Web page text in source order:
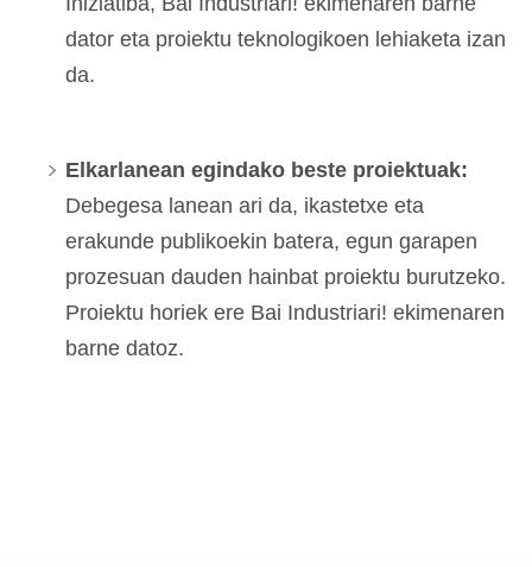
dator eta proiektu teknologikoen lehiaketa izan
da.
Elkarlanean egindako beste proiektuak:
Debegesa lanean ari da, ikastetxe eta
erakunde publikoekin batera, egun garapen
prozesuan dauden hainbat proiektu burutzeko.
Proiektu horiek ere Bai Industriari! ekimenaren
barne datoz.